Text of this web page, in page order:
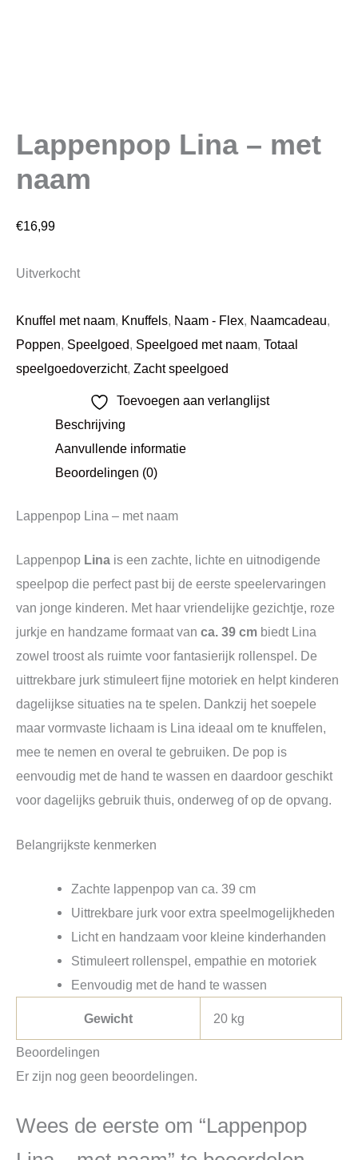
Lappenpop Lina – met
naam
€16,99
Uitverkocht
Knuffel met naam, Knuffels, Naam - Flex, Naamcadeau,
Poppen, Speelgoed, Speelgoed met naam, Totaal
speelgoedoverzicht, Zacht speelgoed
Toevoegen aan verlanglijst
Beschrijving
Aanvullende informatie
Beoordelingen (0)
Lappenpop Lina – met naam
Lappenpop Lina is een zachte, lichte en uitnodigende
speelpop die perfect past bij de eerste speelervaringen
van jonge kinderen. Met haar vriendelijke gezichtje, roze
jurkje en handzame formaat van ca. 39 cm biedt Lina
zowel troost als ruimte voor fantasierijk rollenspel. De
uittrekbare jurk stimuleert fijne motoriek en helpt kinderen
dagelijkse situaties na te spelen. Dankzij het soepele
maar vormvaste lichaam is Lina ideaal om te knuffelen,
mee te nemen en overal te gebruiken. De pop is
eenvoudig met de hand te wassen en daardoor geschikt
voor dagelijks gebruik thuis, onderweg of op de opvang.
Belangrijkste kenmerken
Zachte lappenpop van ca. 39 cm
Uittrekbare jurk voor extra speelmogelijkheden
Licht en handzaam voor kleine kinderhanden
Stimuleert rollenspel, empathie en motoriek
Eenvoudig met de hand te wassen
Gewicht 20 kg
Beoordelingen
Er zijn nog geen beoordelingen.
Wees de eerste om “Lappenpop